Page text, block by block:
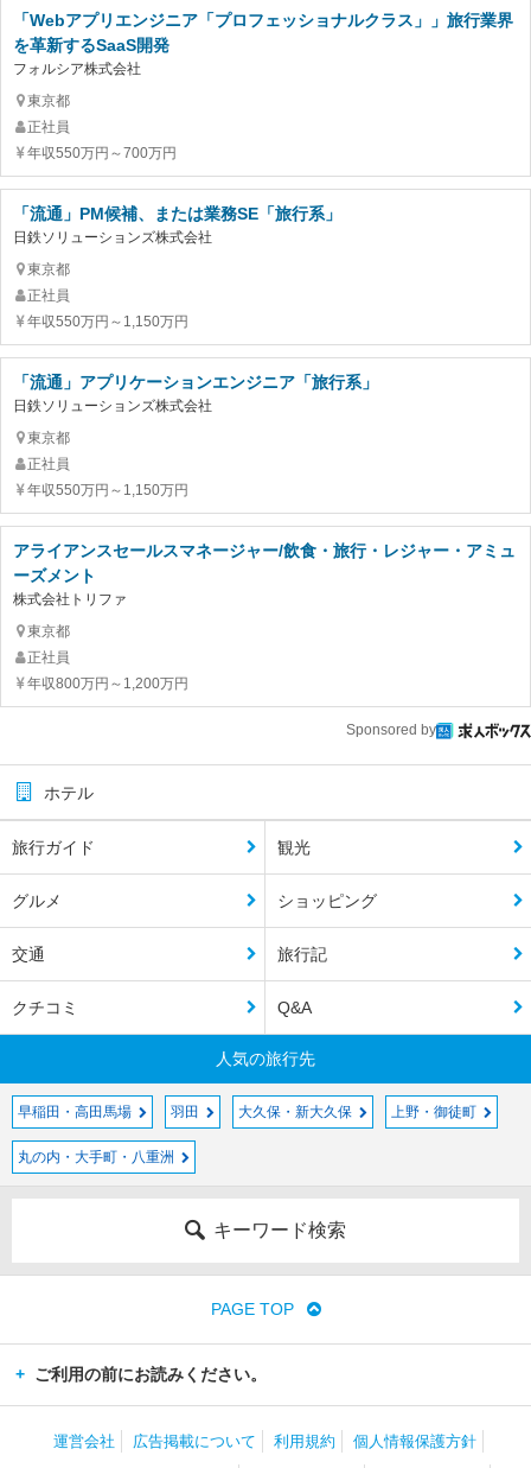
「Webアプリエンジニア「プロフェッショナルクラス」」旅行業界
を革新するSaaS開発
フォルシア株式会社
東京都
正社員
年収550万円～700万円
「流通」PM候補、または業務SE「旅行系」
日鉄ソリューションズ株式会社
東京都
正社員
年収550万円～1,150万円
「流通」アプリケーションエンジニア「旅行系」
日鉄ソリューションズ株式会社
東京都
正社員
年収550万円～1,150万円
アライアンスセールスマネージャー/飲食・旅行・レジャー・アミュ
ーズメント
株式会社トリファ
東京都
正社員
年収800万円～1,200万円
Sponsored by
ホテル
旅行ガイド 観光
グルメ ショッピング
交通 旅行記
クチコミ Q&A
人気の旅行先
早稲田・高田馬場 羽田 大久保・新大久保 上野・御徒町
丸の内・大手町・八重洲
キーワード検索
PAGE TOP
ご利用の前にお読みください。
運営会社 広告掲載について 利用規約
個人情報保護方針